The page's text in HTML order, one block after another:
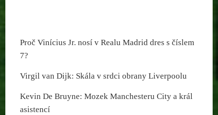
Proč Vinícius Jr. nosí v Realu Madrid dres s číslem
7?
Virgil van Dijk: Skála v srdci obrany Liverpoolu
Kevin De Bruyne: Mozek Manchesteru City a král
asistencí